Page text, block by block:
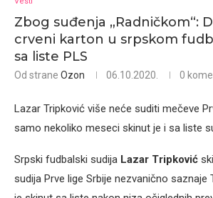
Zbog suđenja „Radničkom“:
crveni karton u srpskom
sa liste PLS
Od strane Ozon 06.10.2020. 0
Lazar Tripković više neće suditi mečeve
samo nekoliko meseci skinut je i sa liste
Srpski fudbalski sudija Lazar Tripković
sudija Prve lige Srbije nezvanično saznaje